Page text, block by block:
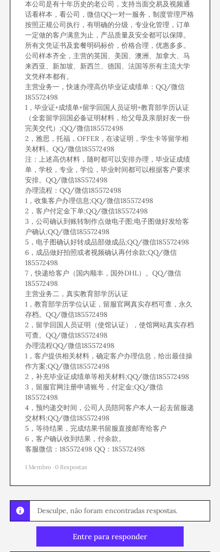
本公司是有十年历史的老公司，支持当面交易及视频通
话看样本，看公司，微信QQ一对一服务，制度管理严格
按照正规公司执行，有明确的分级，专业化管理，订单
一定做的客户满意为止，产品质量及安全都可以保障。
所有文凭证书及套餐明码标价，价格合理，优惠多多。
公司样本齐全，主营的英国、美国、澳洲、加拿大、马
来西亚、新加坡、新西兰、德国、法国等所有主流大学
文凭样本都有。
主营业务一，快速办理高仿毕业证成绩单：QQ/微信
185572498
1，毕业证+成绩单+留学回国人员证明+教育部学历认证
（全套留学回国必备证明材料，给父母及亲朋好友一份
完美交代）;QQ/微信185572498
2，雅思，托福，OFFER，在读证明，学生卡等留学相
关材料。QQ/微信185572498
注：上述高仿材料，随时都可以安排办理，毕业证成绩
单，学校，专业，学位，毕业时间都可以根据客户要求
安排。QQ/微信185572498
办理流程：QQ/微信185572498
1，收集客户办理信息;QQ/微信185572498
2，客户付定金下单;QQ/微信185572498
3，公司确认到账转制作点做电子图;电子图做好发给客
户确认;QQ/微信185572498
5，电子图确认好转成品部做成品;QQ/微信185572498
6，成品做好拍照或者视频确认再付余款;QQ/微信
185572498
7，快递给客户（国内顺丰，国外DHL）。QQ/微信
185572498
主营业务二，真实教育部学历认证
1，教育部学历学位认证，留服官网真实存档可查，永久
存档。QQ/微信185572498
2，留学回国人员证明（使馆认证），使馆网站真实存档
可查。QQ/微信185572498
办理流程QQ/微信185572498
1，客户提供相关材料，确定客户办理信息，给出最佳操
作方案;QQ/微信185572498
2，补充毕业证成绩单等相关材料;QQ/微信185572498
3，留服官网注册申请账号，付定金;QQ/微信
185572498
4，预约递交时间，公司人员陪同客户本人一起去留服递
交材料;QQ/微信185572498
5，等待结果，完成结果书留服直接邮寄给客户
6，客户确认收到结果，付余款。
客服微信：185572498 QQ：185572498
1 Membro · 0 Respostas
Desculpe, não foram encontradas respostas.
Entre para responder